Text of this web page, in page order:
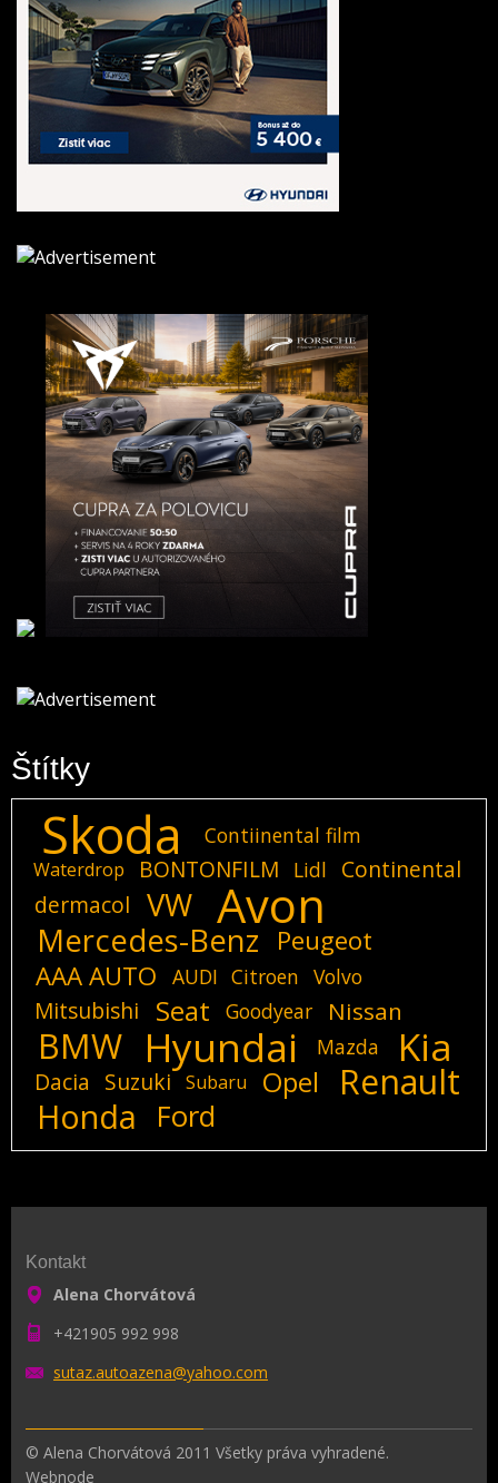
Štítky
Skoda Contiinental film
Waterdrop BONTONFILM Lidl
Continental
dermacol
VW Avon
Mercedes-Benz
Peugeot
AAA AUTO
AUDI Citroen Volvo
Mitsubishi Seat Goodyear Nissan
BMW Hyundai Mazda Kia
Dacia Suzuki Subaru Opel Renault
Honda Ford
Kontakt
Alena Chorvátová
+421905 992 998
sutaz.autoazena@yahoo.com
© Alena Chorvátová 2011 Všetky práva vyhradené.
Webnode